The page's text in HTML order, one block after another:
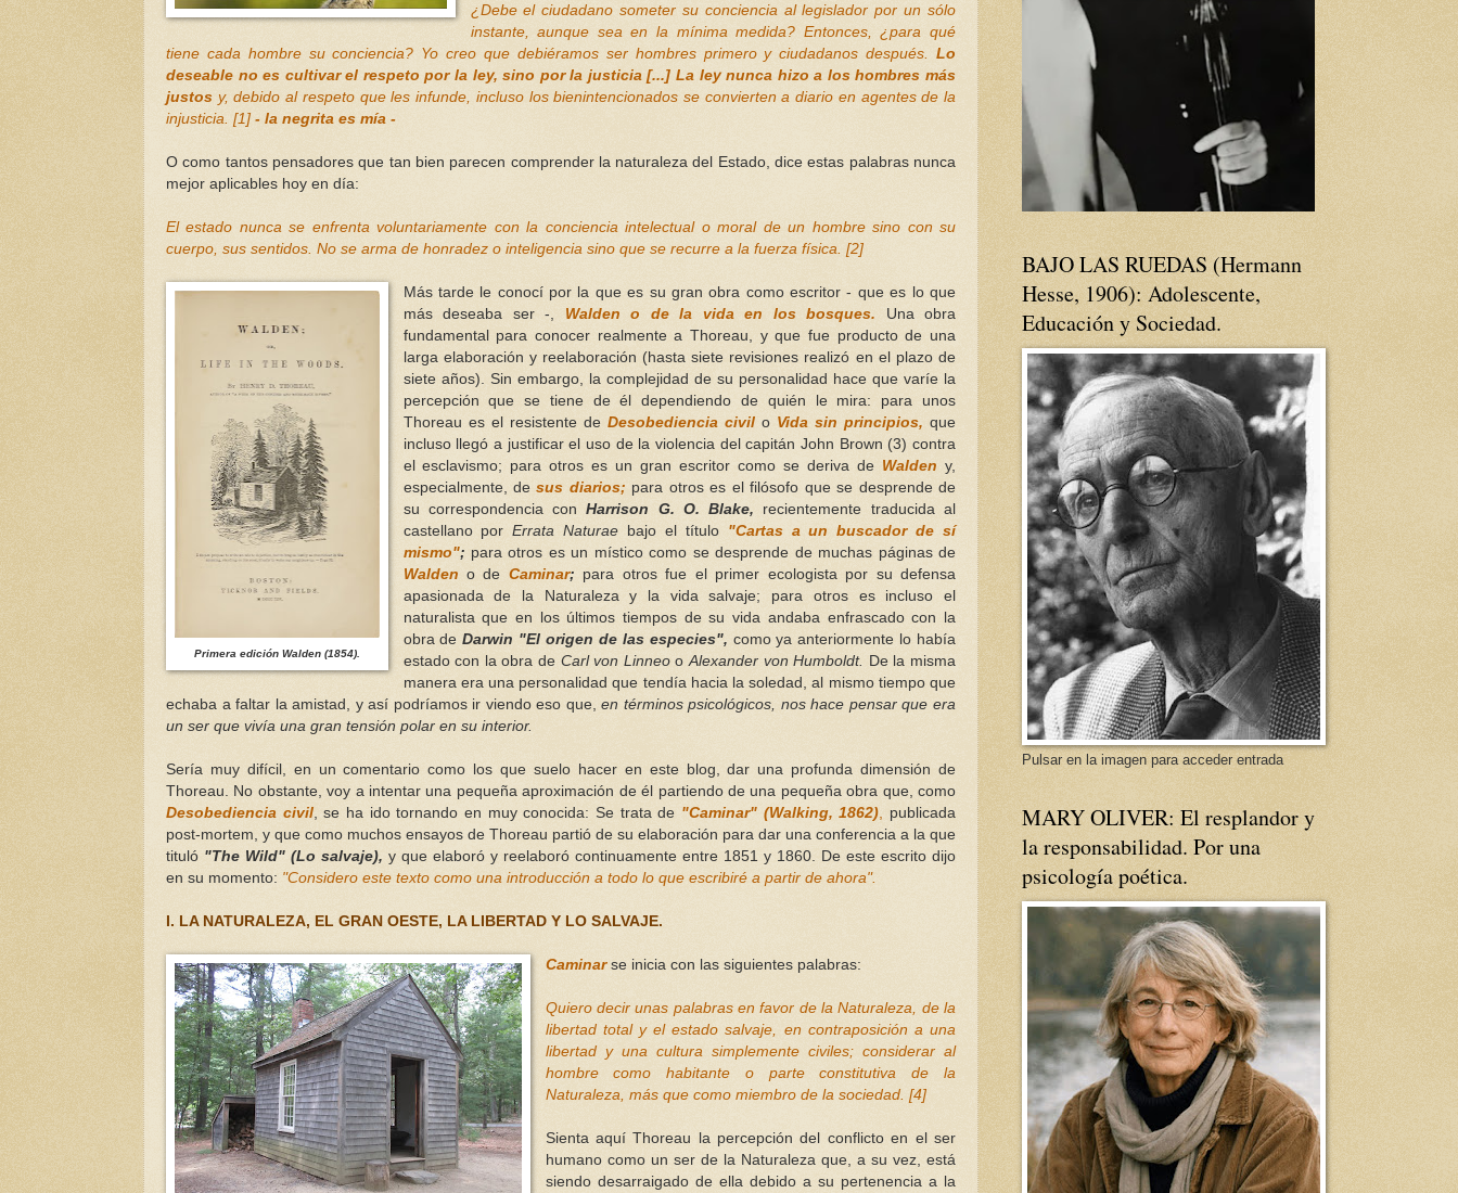
¿Debe el ciudadano someter su conciencia al legislador por un sólo
instante, aunque sea en la mínima medida? Entonces, ¿para qué
tiene cada hombre su conciencia? Yo creo que debiéramos ser hombres primero y ciudadanos después. Lo
deseable no es cultivar el respeto por la ley, sino por la justicia [...] La ley nunca hizo a los hombres más
justos y, debido al respeto que les infunde, incluso los bienintencionados se convierten a diario en agentes de la
injusticia. [1] - la negrita es mía -
O como tantos pensadores que tan bien parecen comprender la naturaleza del Estado, dice estas palabras nunca
mejor aplicables hoy en día:
El estado nunca se enfrenta voluntariamente con la conciencia intelectual o moral de un hombre sino con su
cuerpo, sus sentidos. No se arma de honradez o inteligencia sino que se recurre a la fuerza física. [2]
Primera edición Walden (1854).
Más tarde le conocí por la que es su gran obra como escritor - que es lo que
más deseaba ser -, Walden o de la vida en los bosques. Una obra
fundamental para conocer realmente a Thoreau, y que fue producto de una
larga elaboración y reelaboración (hasta siete revisiones realizó en el plazo de
siete años). Sin embargo, la complejidad de su personalidad hace que varíe la
percepción que se tiene de él dependiendo de quién le mira: para unos
Thoreau es el resistente de Desobediencia civilo Vida sin principios, que
incluso llegó a justificar el uso de la violencia del capitán John Brown (3) contra
el esclavismo; para otros es un gran escritor como se deriva de Walden y,
especialmente, desus diarios; para otros es el filósofo que se desprende de
su correspondencia conHarrison G. O. Blake, recientemente traducida al
castellano porErrata Naturae bajo el título "Cartas a un buscador de sí
mismo"; para otros es un místico como se desprende de muchas páginas de
Walden o de Caminar; para otros fue el primer ecologista por su defensa
apasionada de la Naturaleza y la vida salvaje; para otros es incluso el
naturalista que en los últimos tiempos de su vida andaba enfrascado con la
obra de Darwin "El origen de las especies", como ya anteriormente lo había
estado con la obra de Carl von Linneoo Alexander von Humboldt.
De la misma
manera era una personalidad que tendía hacia la soledad, al mismo tiempo que
echaba a faltar la amistad, y así podríamos ir viendo eso que,en términos psicológicos, nos hace pensar que era
un ser que vivía una gran tensión polar en su interior.
Sería muy difícil, en un comentario como los que suelo hacer en este blog, dar una profunda dimensión de
Thoreau. No obstante, voy a intentar una pequeña aproximación de él partiendo de una pequeña obra que, como
Desobediencia civil, se ha ido tornando en muy conocida: Se trata de "Caminar" (Walking, 1862)
publicada
post-mortem, y que como muchos ensayos de Thoreau partió de su elaboración para dar una conferencia a la que
tituló "The Wild" (Lo salvaje), y que elaboró y reelaboró continuamente entre 1851 y 1860. De este escrito dijo
en su momento: "Considero este texto como una introducción a todo lo que escribiré a partir de ahora".
I. LA NATURALEZA, EL GRAN OESTE, LA LIBERTAD Y LO SALVAJE.
Caminarse inicia con las siguientes palabras:
Quiero decir unas palabras en favor de la Naturaleza, de la
libertad total y el estado salvaje, en contraposición a una
libertad y una cultura simplemente civiles; considerar al
hombre como habitante o parte constitutiva de la
Naturaleza, más que como miembro de la sociedad. [4]
Sienta aquí Thoreau la percepción del conflicto en el ser
humano como un ser de la Naturaleza que, a su vez, está
siendo desarraigado de ella debido a su pertenencia a la
BAJO LAS RUEDAS (Hermann
Hesse, 1906): Adolescente,
Educación y Sociedad.
Pulsar en la imagen para acceder entrada
MARY OLIVER: El resplandor y
la responsabilidad. Por una
psicología poética.